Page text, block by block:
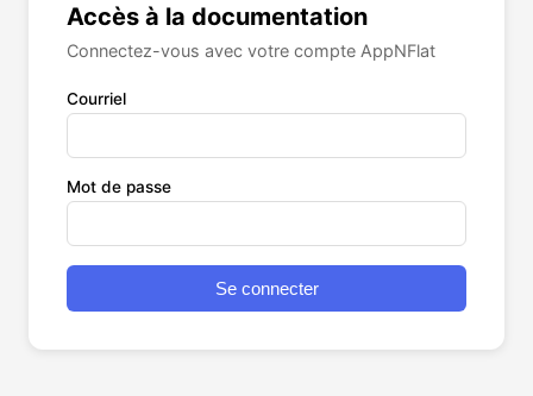
Accès à la documentation
Connectez-vous avec votre compte AppNFlat
Courriel
Mot de passe
Se connecter